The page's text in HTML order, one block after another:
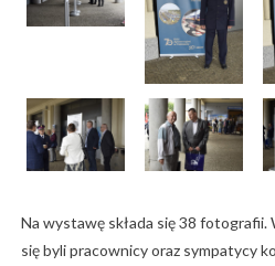
Na wystawę składa się 38 fotografii.
się byli pracownicy oraz sympatycy